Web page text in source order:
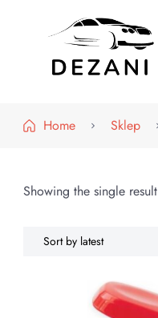
Home
Sklep
Showing the single result